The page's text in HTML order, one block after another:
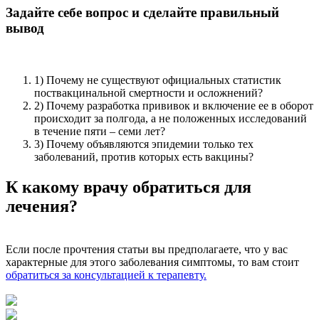
Задайте себе вопрос и сделайте правильный
вывод
1) Почему не существуют официальных статистик
поствакцинальной смертности и осложнений?
2) Почему разработка прививок и включение ее в оборот
происходит за полгода, а не положенных исследований
в течение пяти – семи лет?
3) Почему объявляются эпидемии только тех
заболеваний, против которых есть вакцины?
К какому врачу обратиться для
лечения?
Если после прочтения статьи вы предполагаете, что у вас
характерные для этого заболевания симптомы, то вам стоит
обратиться за консультацией к терапевту.